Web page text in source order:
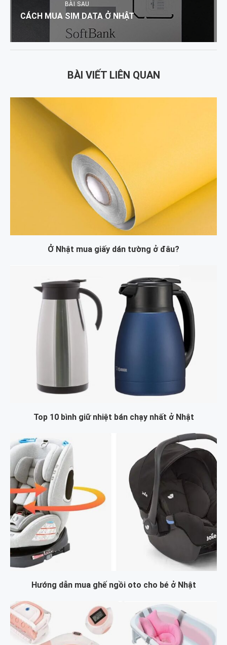
BÀI SAU
CÁCH MUA SIM DATA Ở NHẬT
BÀI VIẾT LIÊN QUAN
Ở Nhật mua giấy dán tường ở đâu?
Top 10 bình giữ nhiệt bán chạy nhất ở Nhật
Hướng dẫn mua ghế ngồi oto cho bé ở Nhật